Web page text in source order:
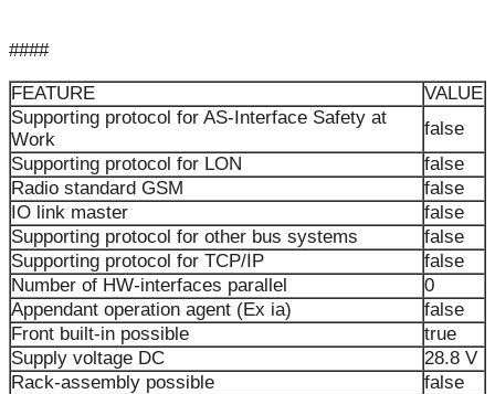
####
FEATURE
VALUE
Supporting protocol for AS-Interface Safety at
Work
false
Supporting protocol for LON
false
Radio standard GSM
false
IO link master
false
Supporting protocol for other bus systems
false
Supporting protocol for TCP/IP
false
Number of HW-interfaces parallel
0
Appendant operation agent (Ex ia)
false
Front built-in possible
true
Supply voltage DC
28.8 V
Rack-assembly possible
false